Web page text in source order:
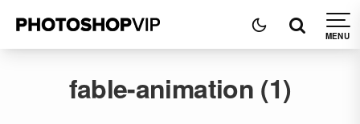
fable-animation (1)